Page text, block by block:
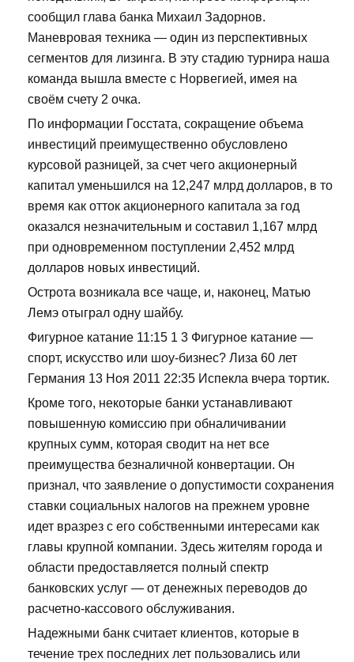
сообщил глава банка Михаил Задорнов.
Маневровая техника — один из перспективных
сегментов для лизинга. В эту стадию турнира наша
команда вышла вместе с Норвегией, имея на
своём счету 2 очка.
По информации Госстата, сокращение объема
инвестиций преимущественно обусловлено
курсовой разницей, за счет чего акционерный
капитал уменьшился на 12,247 млрд долларов, в то
время как отток акционерного капитала за год
оказался незначительным и составил 1,167 млрд
при одновременном поступлении 2,452 млрд
долларов новых инвестиций.
Острота возникала все чаще, и, наконец, Матью
Лемэ отыграл одну шайбу.
Фигурное катание 11:15 1 3 Фигурное катание —
спорт, искусство или шоу-бизнес? Лиза 60 лет
Германия 13 Ноя 2011 22:35 Испекла вчера тортик.
Кроме того, некоторые банки устанавливают
повышенную комиссию при обналичивании
крупных сумм, которая сводит на нет все
преимущества безналичной конвертации. Он
признал, что заявление о допустимости сохранения
ставки социальных налогов на прежнем уровне
идет вразрез с его собственными интересами как
главы крупной компании. Здесь жителям города и
области предоставляется полный спектр
банковских услуг — от денежных переводов до
расчетно-кассового обслуживания.
Надежными банк считает клиентов, которые в
течение трех последних лет пользовались или